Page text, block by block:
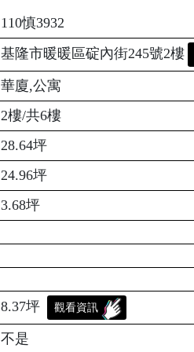
110慎3932
基隆市暖暖區碇內街245號2樓
華廈,公寓
2樓/共6樓
28.64坪
24.96坪
3.68坪
8.37坪 觀看資訊
不是